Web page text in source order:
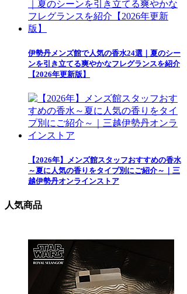
伊勢丹メンズ館で人気の香水24選｜夏のシー
ンを引き立てる爽やかなフレグランスを紹介
【2026年更新版】
【2026年】メンズ館スタッフおすすめの香水
～夏に人気の香りをタイプ別にご紹介～｜三
越伊勢丹オンラインストア
人気商品